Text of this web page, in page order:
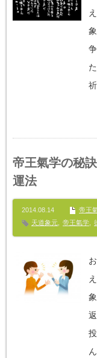
帝王氣学の秘
運法
2014.08.14
帝王
天道象元
帝王氣学